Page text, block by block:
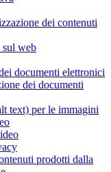
dei contenuti
sul web
documenti elettronici
dei documenti
text) per le immagini
prodotti dalla